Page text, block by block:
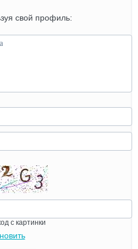
свой профиль:
с картинки